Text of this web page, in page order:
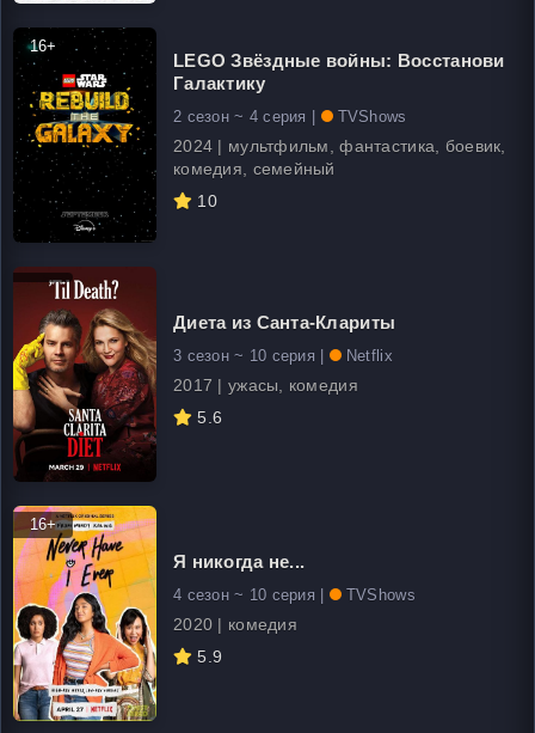
16+
LEGO Звёздные войны: Восстанови
Галактику
2 сезон ~ 4 серия | TVShows
2024 | мультфильм, фантастика, боевик,
комедия, семейный
10
Диета из Санта-Клариты
3 сезон ~ 10 серия | Netflix
2017 | ужасы, комедия
5.6
16+
Я никогда не...
4 сезон ~ 10 серия | TVShows
2020 | комедия
5.9